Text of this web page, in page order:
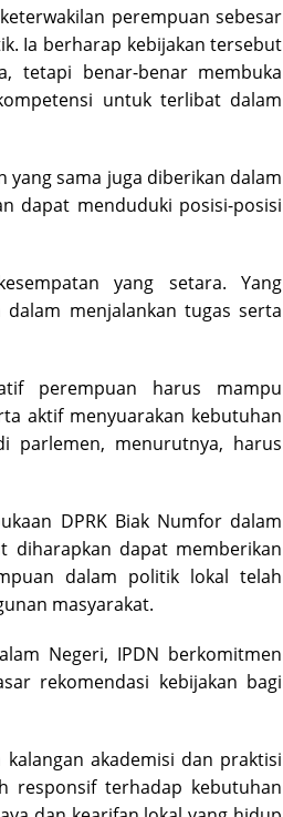
perempuan sebesar
Ia berharap kebijakan tersebut
tetapi benar-benar membuka
untuk terlibat dalam
sama juga diberikan dalam
dapat menduduki posisi-posisi
yang setara. Yang
menjalankan tugas serta
perempuan harus mampu
aktif menyuarakan kebutuhan
parlemen, menurutnya, harus
DPRK Biak Numfor dalam
diharapkan dapat memberikan
dalam politik lokal telah
masyarakat.
Negeri, IPDN berkomitmen
rekomendasi kebijakan bagi
akademisi dan praktisi
responsif terhadap kebutuhan